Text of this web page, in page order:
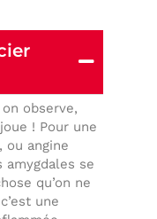
observe,
! Pour une
ou angine
se
qu’on ne
une